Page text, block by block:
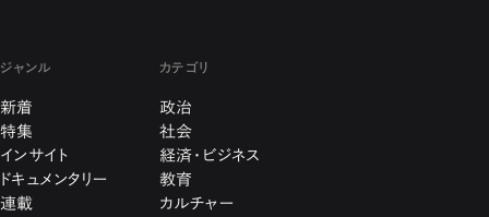
ジャンル
新着
特集
インサイト
ドキュメンタリー
連載
カテゴリ
政治
社会
経済・ビジネス
教育
カルチャー